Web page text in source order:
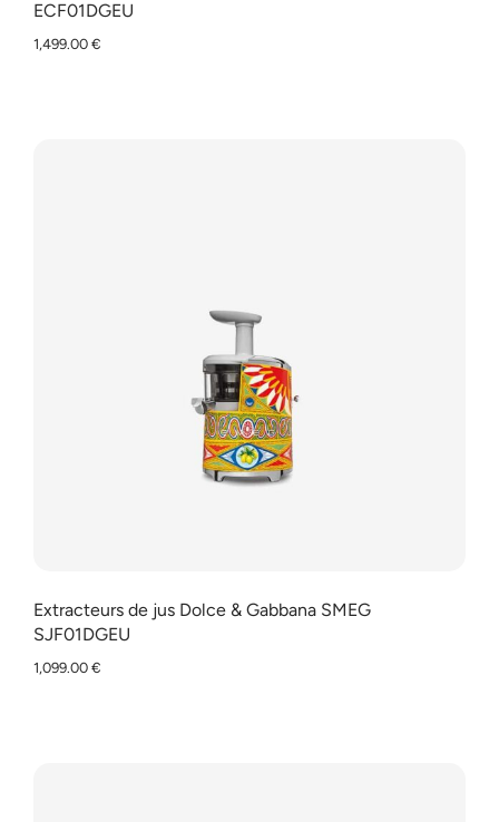
ECF01DGEU
1,499.00 €
Extracteurs de jus Dolce & Gabbana SMEG
SJF01DGEU
1,099.00 €